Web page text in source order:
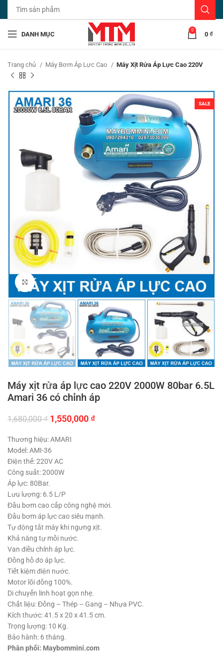
DANH MỤC
0
0 ₫
Trang chủ Máy Bơm Áp Lực Cao Máy Xịt Rửa Áp Lực Cao 220V
SALE
Click to enlarge
Máy xịt rửa áp lực cao 220V 2000W 80bar 6.5L
Amari 36 có chỉnh áp
1,680,000₫ Giá
là:
1,680,000 ₫.
1,550,000 ₫Giá
Thương hiệu: AMARI
Model: AMI-36
Điện thế: 220V AC
Công suất: 2000W
Áp lực: 80Bar.
Lưu lượng: 6.5 L/P
Đầu bơm cao cấp công nghệ mới.
Đầu bơm áp lực cao siêu mạnh.
Tự động tắt máy khi ngưng xịt.
Khả năng tự mồi nước.
Van điều chỉnh áp lực.
Đồng hồ đo áp lực.
Tiết kiệm điện nước.
Motor lõi đồng 100%.
Di chuyển linh hoạt gọn nhẹ.
Chất liệu: Đồng – Thép – Gang – Nhựa PVC.
Kích thước: 41.5 x 20 x 41.5 cm.
Trọng lượng: 10 Kg.
Bảo hành: 6 tháng.
Phân phối: Maybommini.com